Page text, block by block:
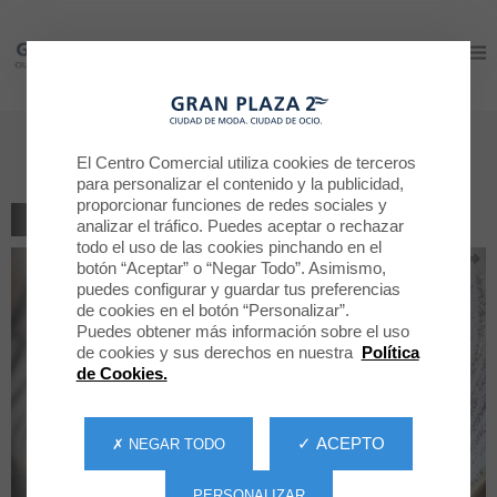
Gran Plaza 2
Y de comer Gloria Bendita
VOLVER AL LISTADO
Gran Plaza 2
El Centro Comercial utiliza cookies de terceros
para personalizar el contenido y la publicidad,
proporcionar funciones de redes sociales y
analizar el tráfico. Puedes aceptar o rechazar
todo el uso de las cookies pinchando en el
botón “Aceptar” o “Negar Todo”. Asimismo,
puedes configurar y guardar tus preferencias
de cookies en el botón “Personalizar”.
Puedes obtener más información sobre el uso
de cookies y sus derechos en nuestra Política
de Cookies.
✓ ACEPTO
✗ NEGAR TODO